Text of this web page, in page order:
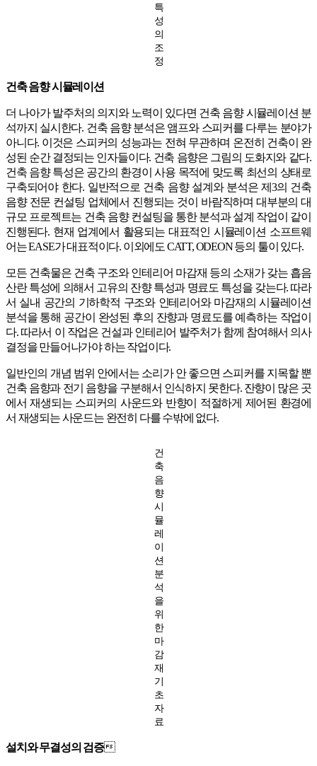
특
성
의
조
정
건축 음향 시뮬레이션
더 나아가 발주처의 의지와 노력이 있다면 건축 음향 시뮬레이션 분
석까지 실시한다. 건축 음향 분석은 앰프와 스피커를 다루는 분야가
아니다. 이것은 스피커의 성능과는 전혀 무관하며 온전히 건축이 완
성된 순간 결정되는 인자들이다. 건축 음향은 그림의 도화지와 같다.
건축 음향 특성은 공간의 환경이 사용 목적에 맞도록 최선의 상태로
구축되어야 한다. 일반적으로 건축 음향 설계와 분석은 제3의 건축
음향 전문 컨설팅 업체에서 진행되는 것이 바람직하며 대부분의 대
규모 프로젝트는 건축 음향 컨설팅을 통한 분석과 설계 작업이 같이
진행된다. 현재 업계에서 활용되는 대표적인 시뮬레이션 소프트웨
어는 EASE가 대표적이다. 이외에도 CATT, ODEON 등의 툴이 있다.
모든 건축물은 건축 구조와 인테리어 마감재 등의 소재가 갖는 흡음
산란 특성에 의해서 고유의 잔향 특성과 명료도 특성을 갖는다. 따라
서 실내 공간의 기하학적 구조와 인테리어와 마감재의 시뮬레이션
분석을 통해 공간이 완성된 후의 잔향과 명료도를 예측하는 작업이
다. 따라서 이 작업은 건설과 인테리어 발주처가 함께 참여해서 의사
결정을 만들어나가야 하는 작업이다.
일반인의 개념 범위 안에서는 소리가 안 좋으면 스피커를 지목할 뿐
건축 음향과 전기 음향을 구분해서 인식하지 못한다. 잔향이 많은 곳
에서 재생되는 스피커의 사운드와 반향이 적절하게 제어된 환경에
서 재생되는 사운드는 완전히 다를 수밖에 없다.
건
축
음
향
시
뮬
레
이
션
분
석
을
위
한
마
감
재
기
초
자
료
설치와 무결성의 검증